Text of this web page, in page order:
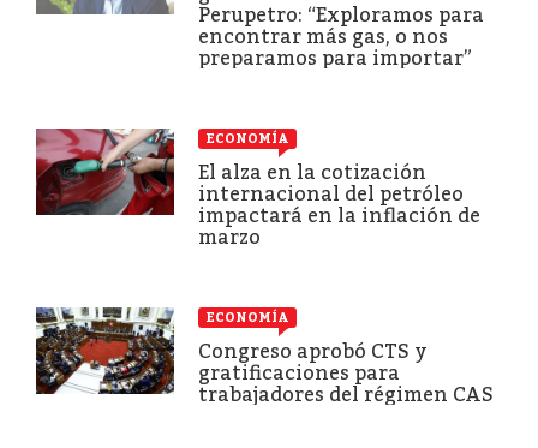
Perupetro: “Exploramos para
encontrar más gas, o nos
preparamos para importar”
ECONOMÍA
El alza en la cotización
internacional del petróleo
impactará en la inflación de
marzo
ECONOMÍA
Congreso aprobó CTS y
gratificaciones para
trabajadores del régimen CAS